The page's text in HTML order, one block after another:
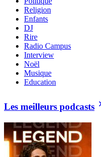
Religion
Enfants
DJ
Rire
Radio Campus
Interview
Noël
Musique
Education
Les meilleurs podcasts